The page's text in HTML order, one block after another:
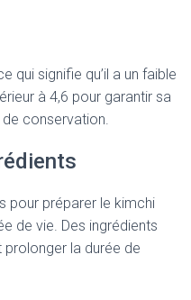
qui signifie qu’il a un faible
à 4,6 pour garantir sa
conservation.
pour préparer le kimchi
de vie. Des ingrédients
la durée de